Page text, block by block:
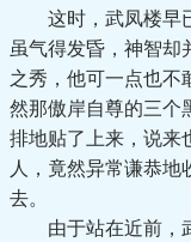
这时，武凤楼早已
虽气得发昏，神智却
之秀，他可一点也不
然那傲岸自尊的三个
排地贴了上来，说来
人，竟然异常谦恭地
去。
由于站在近前，武